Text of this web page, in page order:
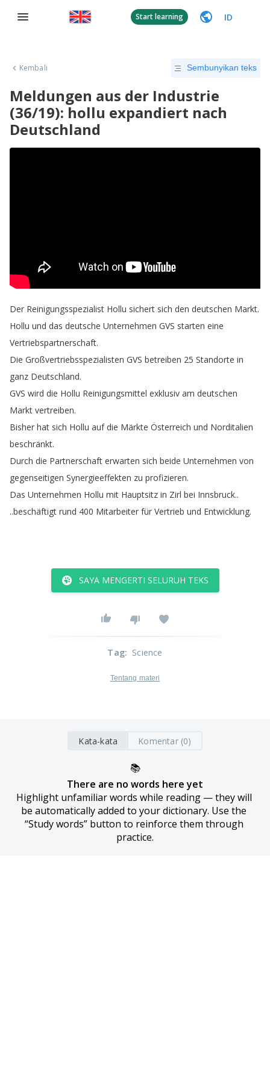
Start learning ID
Kembali Sembunyikan teks
Meldungen aus der Industrie
(36/19): hollu expandiert nach
Deutschland
Der Reinigungsspezialist Hollu sichert sich den deutschen Markt.
Hollu und das deutsche Unternehmen GVS starten eine
Vertriebspartnerschaft.
Die Großvertriebsspezialisten GVS betreiben 25 Standorte in
ganz Deutschland.
GVS wird die Hollu Reinigungsmittel exklusiv am deutschen
Markt vertreiben.
Bisher hat sich Hollu auf die Märkte Österreich und Norditalien
beschränkt.
Durch die Partnerschaft erwarten sich beide Unternehmen von
gegenseitigen Synergieeffekten zu profizieren.
Das Unternehmen Hollu mit Hauptsitz in Zirl bei Innsbruck..
..beschäftigt rund 400 Mitarbeiter für Vertrieb und Entwicklung.
SAYA MENGERTI SELURUH TEKS
Tag: Science
Tentang materi
Kata-kata Komentar (0)
📚
There are no words here yet
Highlight unfamiliar words while reading — they will
be automatically added to your dictionary. Use the
“Study words” button to reinforce them through
practice.